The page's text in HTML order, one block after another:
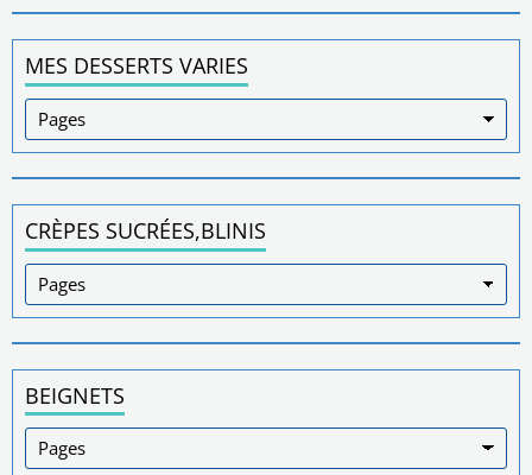
MES DESSERTS VARIES
CRÈPES SUCRÉES,BLINIS
BEIGNETS